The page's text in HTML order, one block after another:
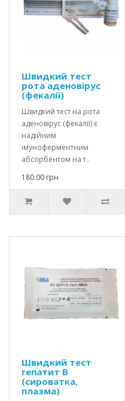
Швидкий тест
рота аденовірус
(фекалії)
Швидкий тест на рота
аденовірус (фекалії) є
надійним
імуноферментним
абсорбентом на т..
180.00 грн
Швидкий тест
гепатит В
(сироватка,
плазма)